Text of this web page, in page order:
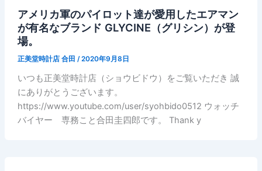
アメリカ軍のパイロット達が愛用したエアマン
が有名なブランド GLYCINE（グリシン）が登
場。
正美堂時計店 合田 /2020年9月8日
いつも正美堂時計店（ショウビドウ）をご覧いただき 誠
にありがとうございます。
https://www.youtube.com/user/syohbido0512 ウォッチ
バイヤー 専務こと合田圭四郎です。 Thank y